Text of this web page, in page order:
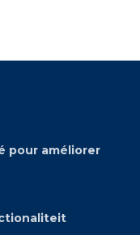
pour améliorer